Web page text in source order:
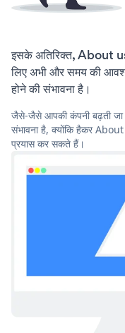
इसके अतिरिक्त, About
लिए अभी और समय की
होने की संभावना है।
जैसे-जैसे आपकी कंपनी बढ़ती जा
संभावना है, क्योंकि हैकर About
प्रयास कर सकते हैं।